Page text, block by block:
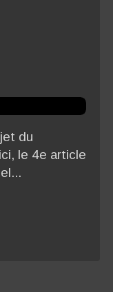
du
le 4e article